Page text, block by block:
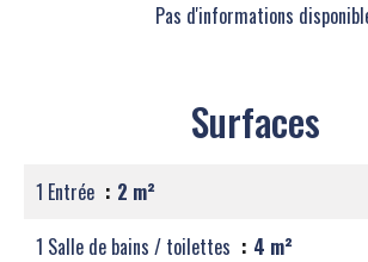
Pas d'informations
Surfaces
1 Entrée
2 m²
1 Salle de bains / toilettes
4 m²